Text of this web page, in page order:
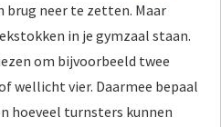
brug neer te zetten. Maar
in je gymzaal staan.
om bijvoorbeeld twee
wellicht vier. Daarmee bepaal
hoeveel turnsters kunnen